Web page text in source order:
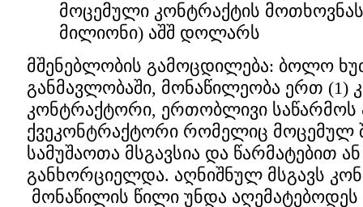
მოცემული კონტრაქტის
მილიონი) აშშ დოლარს
მშენებლობის გამოცდილება: ბოლო
განმავლობაში, მონაწილეობა ერთ
კონტრაქტორი, ერთობლივი საწარმოს
ქვეკონტრაქტორი რომელიც მოცემულ
სამუშაოთა მსგავსია და წარმატებით
განხორციელდა. აღნიშნულ მსგავს
მონაწილის წილი უნდა აღემატებოდეს